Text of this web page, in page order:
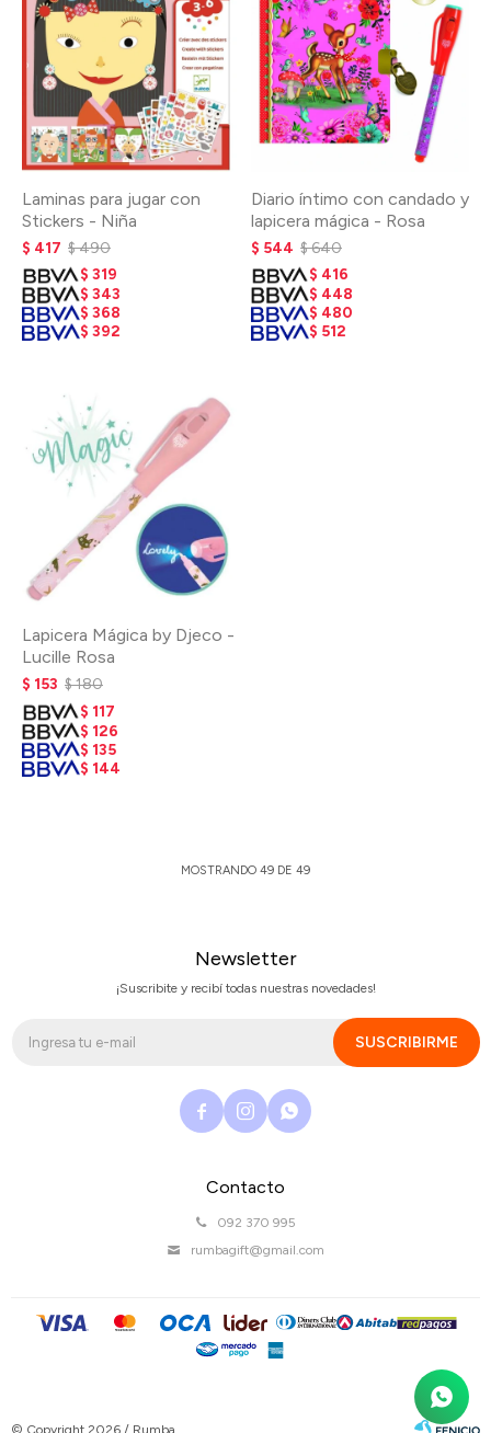
Laminas para jugar con
Stickers - Niña
$ 417 $490
$ 319
$ 343
$ 368
$ 392
Diario íntimo con candado y
lapicera mágica - Rosa
$ 544 $640
$ 416
$ 448
$ 480
$ 512
Lapicera Mágica by Djeco -
Lucille Rosa
$ 153 $180
$ 117
$ 126
$ 135
$ 144
MOSTRANDO 49 DE 49
Contacto
092 370 995
rumbagift@gmail.com
Newsletter
¡Suscribite y recibí todas nuestras novedades!
SUSCRIBIRME
  
© Copyright 2026 / Rumba